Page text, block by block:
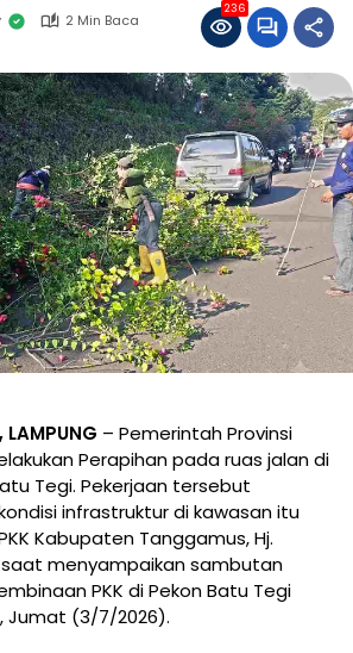
2 Min Baca
236
, LAMPUNG – Pemerintah Provinsi
Perapihan pada ruas jalan di
Tegi. Pekerjaan tersebut
infrastruktur di kawasan itu
Kabupaten Tanggamus, Hj.
saat menyampaikan sambutan
PKK di Pekon Batu Tegi
Jumat (3/7/2026).